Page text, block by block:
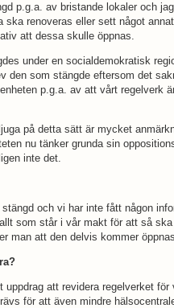
p.g.a. av bristande lokaler och
ska renoveras eller sett något
att dessa skulle öppnas.
under en socialdemokratisk
den som stängde eftersom det
p.g.a. av att vårt regelverk
på detta sätt är mycket
nu tänker grunda sin
inte det.
och vi har inte fått någon
som står i vår makt för att så
man att den delvis kommer
uppdrag att revidera regelverket för
för att även mindre